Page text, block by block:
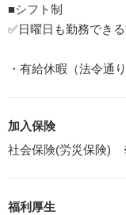
■シフト制
✅日曜日も勤務でき
・有給休暇（法令通り
加入保険
社会保険(労災保険)
福利厚生